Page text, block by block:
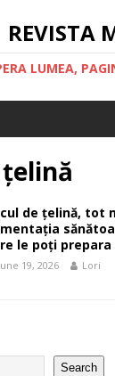
REVISTA
LUMEA,
țelină
de țelină, tot
le poți prepara
19, 2026 Lori
Search